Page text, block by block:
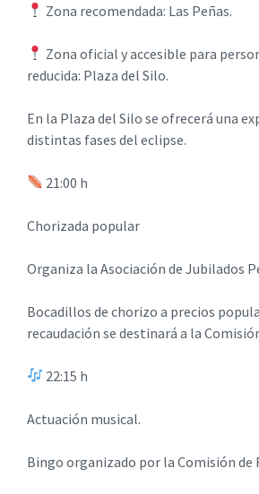
Zona recomendada: Las Peñas.
Zona oficial y accesible para
reducida: Plaza del Silo.
En la Plaza del Silo se ofrecerá una
distintas fases del eclipse.
21:00 h
Chorizada popular
Organiza la Asociación de Jubilados
Bocadillos de chorizo a precios
recaudación se destinará a la
22:15 h
Actuación musical.
Bingo organizado por la Comisión de